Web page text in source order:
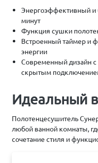
Энергоэффективный и
минут
Функция сушки
Встроенный таймер и
энергии
Современный дизайн
скрытым
Идеальный
Полотенцесушитель
любой ванной комнаты,
сочетание стиля и